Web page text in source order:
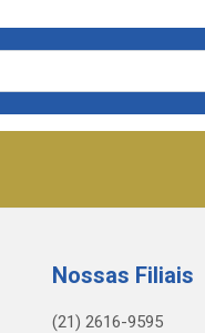
Nossas Filiais
(21) 2616-9595